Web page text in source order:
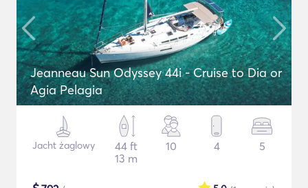
Jeanneau Sun Odyssey 44i - Cruise to Dia or
Agia Pelagia
Jacht żaglowy
44 ft
13 m
10 4 5